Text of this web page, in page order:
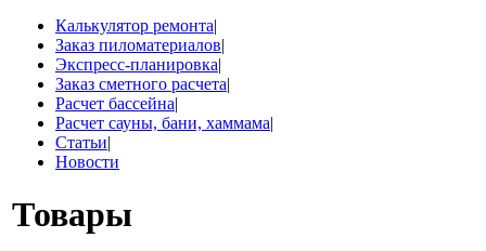
Калькулятор ремонта|
Заказ пиломатериалов|
Экспресс-планировка|
Заказ сметного расчета|
Расчет бассейна|
Расчет сауны, бани, хаммама|
Статьи|
Новости
Товары